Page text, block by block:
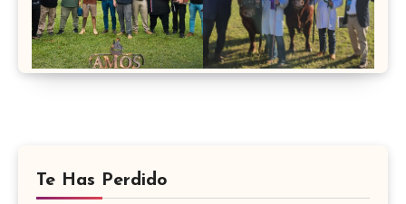
Te Has Perdido